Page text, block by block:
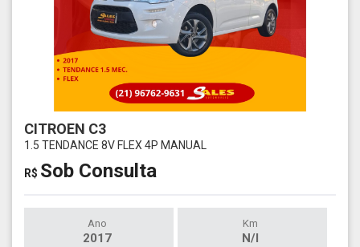
CITROEN C3
1.5 TENDANCE 8V FLEX 4P MANUAL
R$ Sob Consulta
Ano
2017
Km
N/I